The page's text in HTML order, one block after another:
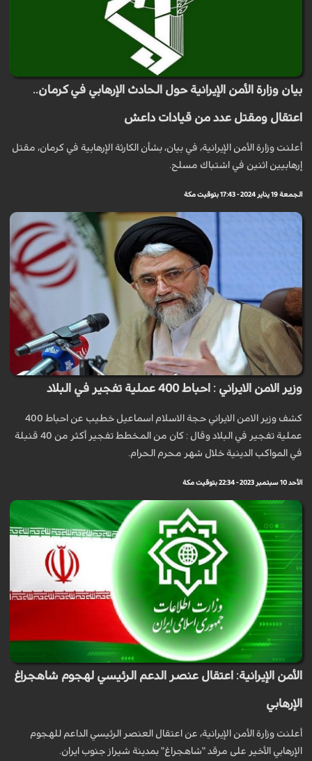
بيان وزارة الأمن الإيرانية حول الحادث الإرهابي في كرمان..
اعتقال ومقتل عدد من قيادات داعش
أعلنت وزارة الأمن الإيرانية، في بيان، بشأن الكارثة الإرهابية في كرمان، مقتل
إرهابيين اثنين في اشتباك مسلح.
الجمعة 19 يناير 2024 - 17:43 بتوقيت مكة
وزير الامن الايراني : احباط 400 عملية تفجير في البلاد
كشف وزير الامن الايراني حجة الاسلام اسماعيل خطيب عن احباط 400
عملية تفجير في البلاد وقال : كان من المخطط تفجير أكثر من 40 قنبلة
في المواكب الدينية خلال شهر محرم الحرام.
الأحد 10 سبتمبر 2023 - 22:34 بتوقيت مكة
الأمن الإيرانية: اعتقال عنصر الدعم الرئيسي لهجوم شاهجراغ
الإرهابي
أعلنت وزارة الأمن الإيرانية، عن اعتقال العنصر الرئیسي الداعم للهجوم
الإرهابي الأخیر على مرقد "شاهجراغ" بمدینة شیراز جنوب ایران.